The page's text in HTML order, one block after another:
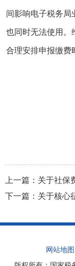
间影响电子税务局
也同时无法使用。
合理安排申报缴费
上一篇： 关于社保
下一篇： 关于核心
网站地图